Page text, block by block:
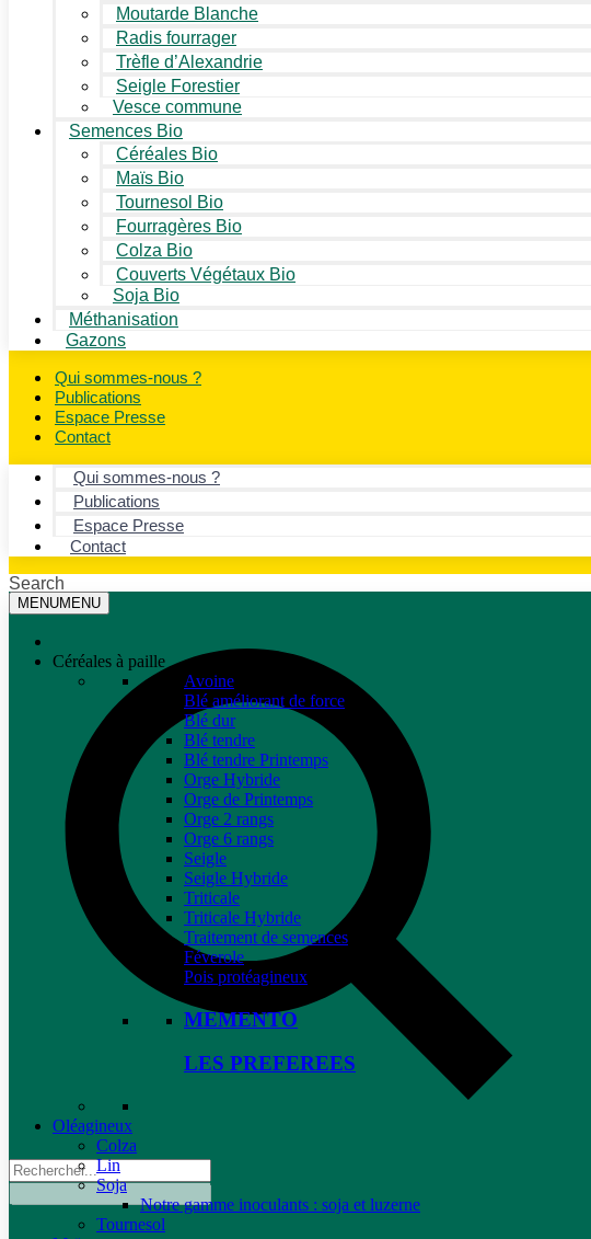
Moutarde Blanche
Radis fourrager
Trèfle d’Alexandrie
Seigle Forestier
Vesce commune
Semences Bio
Céréales Bio
Maïs Bio
Tournesol Bio
Fourragères Bio
Colza Bio
Couverts Végétaux Bio
Soja Bio
Méthanisation
Gazons
Qui sommes-nous ?
Publications
Espace Presse
Contact
Qui sommes-nous ?
Publications
Espace Presse
Contact
Search
MENUMENU
Céréales à paille
Avoine
Blé améliorant de force
Blé dur
Blé tendre
Blé tendre Printemps
Orge Hybride
Orge de Printemps
Orge 2 rangs
Orge 6 rangs
Seigle
Seigle Hybride
Triticale
Triticale Hybride
Traitement de semences
Féverole
Pois protéagineux
MEMENTO
LES PREFEREES
Oléagineux
Colza
Lin
Soja
Notre gamme inoculants : soja et luzerne
Tournesol